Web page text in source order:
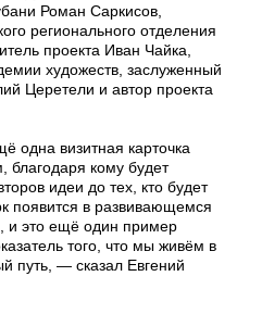
Роман Саркисов,
регионального отделения
проекта Иван Чайка,
художеств, заслуженный
Церетели и автор проекта
одна визитная карточка
благодаря кому будет
идеи до тех, кто будет
появится в развивающемся
и это ещё один пример
того, что мы живём в
путь, — сказал Евгений